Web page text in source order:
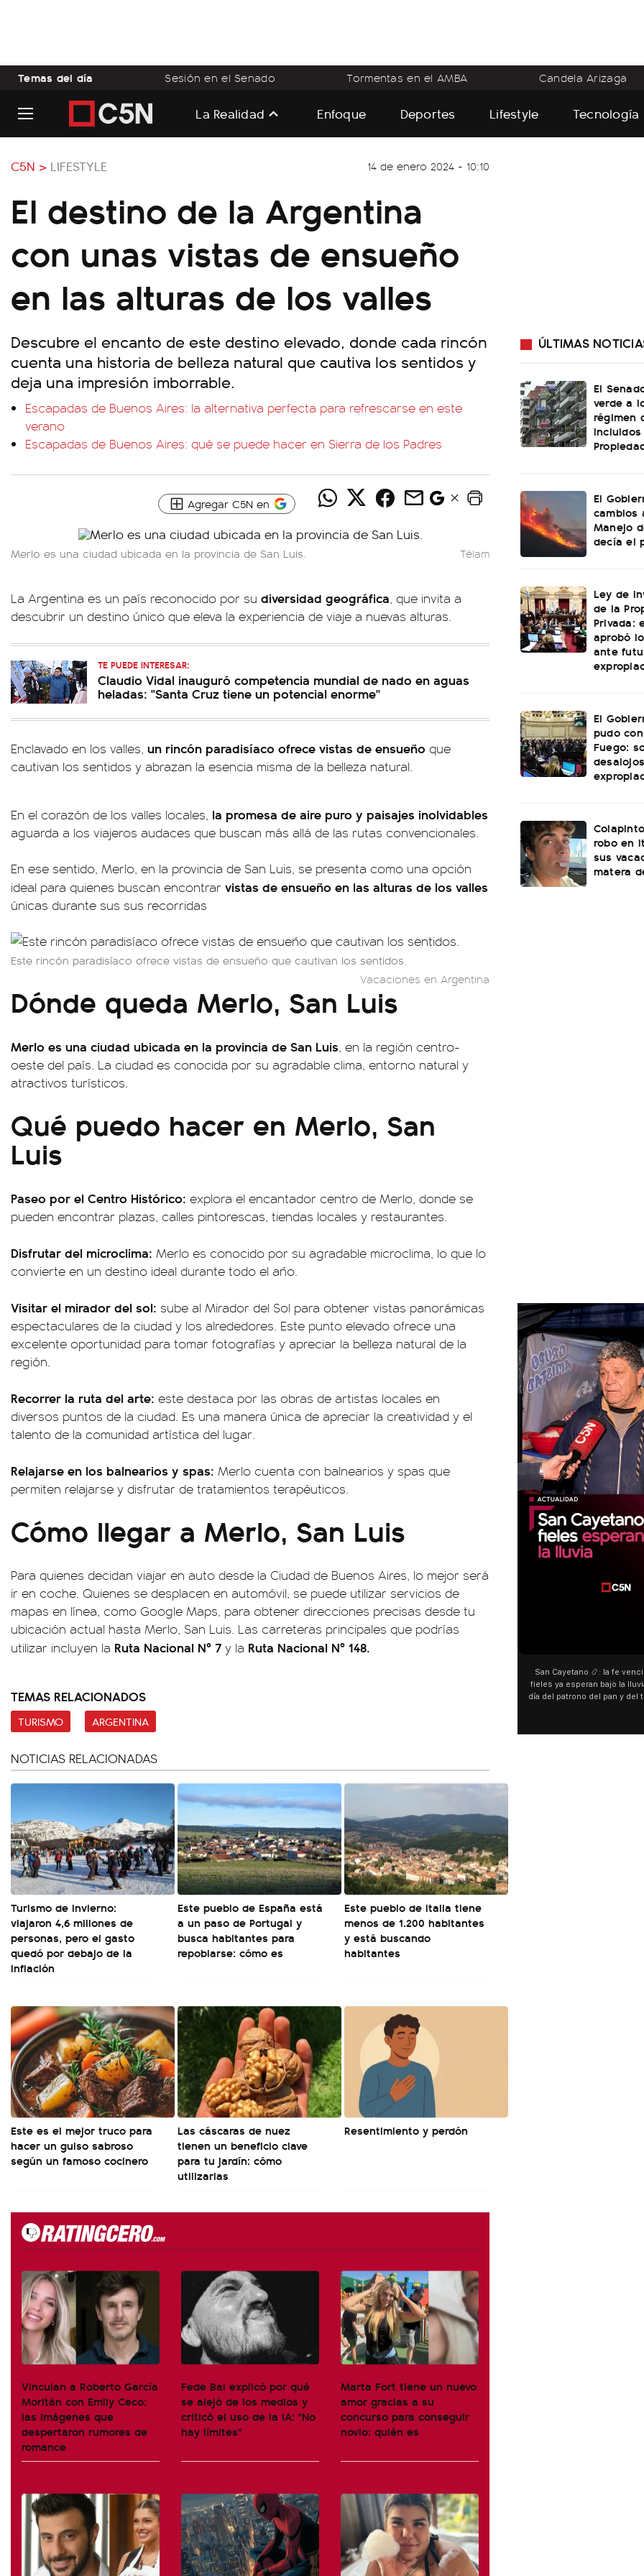
Temas del día Sesión en el Senado Tormentas en el AMBA Candela Arizaga
La Realidad Enfoque Deportes Lifestyle Tecnología
C5N > LIFESTYLE 14 de enero 2024 - 10:10
El destino de la Argentina
con unas vistas de ensueño
en las alturas de los valles
Descubre el encanto de este destino elevado, donde cada rincón
cuenta una historia de belleza natural que cautiva los sentidos y
deja una impresión imborrable.
Escapadas de Buenos Aires: la alternativa perfecta para refrescarse en este
verano
Escapadas de Buenos Aires: qué se puede hacer en Sierra de los Padres
Agregar C5N en
Merlo es una ciudad ubicada en la provincia de San Luis. Télam
La Argentina es un país reconocido por su diversidad geográfica, que invita a
descubrir un destino único que eleva la experiencia de viaje a nuevas alturas.
TE PUEDE INTERESAR:
Claudio Vidal inauguró competencia mundial de nado en aguas
heladas: "Santa Cruz tiene un potencial enorme"
Enclavado en los valles, un rincón paradisíaco ofrece vistas de ensueño que
cautivan los sentidos y abrazan la esencia misma de la belleza natural.
En el corazón de los valles locales, la promesa de aire puro y paisajes inolvidables
aguarda a los viajeros audaces que buscan más allá de las rutas convencionales.
En ese sentido, Merlo, en la provincia de San Luis, se presenta como una opción
ideal para quienes buscan encontrar vistas de ensueño en las alturas de los valles
únicas durante sus sus recorridas
Este rincón paradisíaco ofrece vistas de ensueño que cautivan los sentidos.
Vacaciones en Argentina
Dónde queda Merlo, San Luis
Merlo es una ciudad ubicada en la provincia de San Luis, en la región centro-
oeste del país. La ciudad es conocida por su agradable clima, entorno natural y
atractivos turísticos.
Qué puedo hacer en Merlo, San
Luis
Paseo por el Centro Histórico: explora el encantador centro de Merlo, donde se
pueden encontrar plazas, calles pintorescas, tiendas locales y restaurantes.
Disfrutar del microclima: Merlo es conocido por su agradable microclima, lo que lo
convierte en un destino ideal durante todo el año.
Visitar el mirador del sol: sube al Mirador del Sol para obtener vistas panorámicas
espectaculares de la ciudad y los alrededores. Este punto elevado ofrece una
excelente oportunidad para tomar fotografías y apreciar la belleza natural de la
región.
Recorrer la ruta del arte: este destaca por las obras de artistas locales en
diversos puntos de la ciudad. Es una manera única de apreciar la creatividad y el
talento de la comunidad artística del lugar.
Relajarse en los balnearios y spas: Merlo cuenta con balnearios y spas que
permiten relajarse y disfrutar de tratamientos terapéuticos.
Cómo llegar a Merlo, San Luis
Para quienes decidan viajar en auto desde la Ciudad de Buenos Aires, lo mejor será
ir en coche. Quienes se desplacen en automóvil, se puede utilizar servicios de
mapas en línea, como Google Maps, para obtener direcciones precisas desde tu
ubicación actual hasta Merlo, San Luis. Las carreteras principales que podrías
utilizar incluyen la Ruta Nacional Nº 7 y la Ruta Nacional Nº 148.
TEMAS RELACIONADOS
TURISMO ARGENTINA
NOTICIAS RELACIONADAS
Turismo de invierno:
viajaron 4,6 millones de
personas, pero el gasto
quedó por debajo de la
inflación
Este pueblo de España está
a un paso de Portugal y
busca habitantes para
repoblarse: cómo es
Este pueblo de Italia tiene
menos de 1.200 habitantes
y está buscando
habitantes
Este es el mejor truco para
hacer un guiso sabroso
según un famoso cocinero
Las cáscaras de nuez
tienen un beneficio clave
para tu jardín: cómo
utilizarlas
Resentimiento y perdón
Vinculan a Roberto García
Moritán con Emily Ceco:
las imágenes que
despertaron rumores de
romance
Fede Bal explicó por qué
se alejó de los medios y
criticó el uso de la IA: "No
hay límites"
Marta Fort tiene un nuevo
amor gracias a su
concurso para conseguir
novio: quién es
ÚLTIMAS
El
verde a
régimen
El
cambios
Manejo
decía el
Ley de
de la
Privada:
aprobó
ante
El
pudo
Fuego:
robo en
sus
matera
San Cayetano 📿: la fe
fieles ya esperan bajo la
día del patrono del pan y del
y pedir. 🎙️